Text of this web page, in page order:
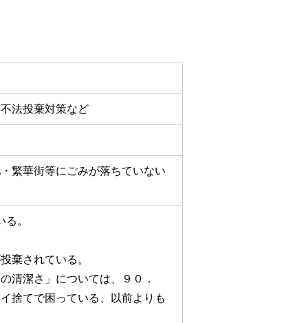
法投棄対策など
繁華街等にごみが落ちていない
。
棄されている。
清潔さ」については、９０．
捨てで困っている、以前よりも